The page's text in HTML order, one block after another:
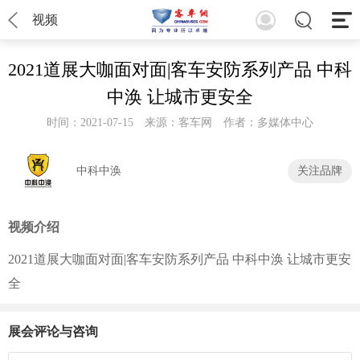
视频
2021道展大咖面对面|客车安防系列产品 中科
中涣 让城市更安全
时间：2021-07-15 来源：客车网 作者：多媒体中心
中科中涣 关注品牌
视频介绍
2021道展大咖面对面|客车安防系列产品 中科中涣 让城市更安
全
展会评论与咨询